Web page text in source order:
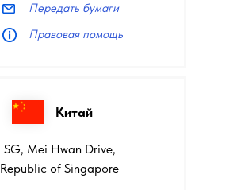
SG, Mei Hwan Drive,
Republic of Singapore
Китай
Передать бумаги
Правовая помощь